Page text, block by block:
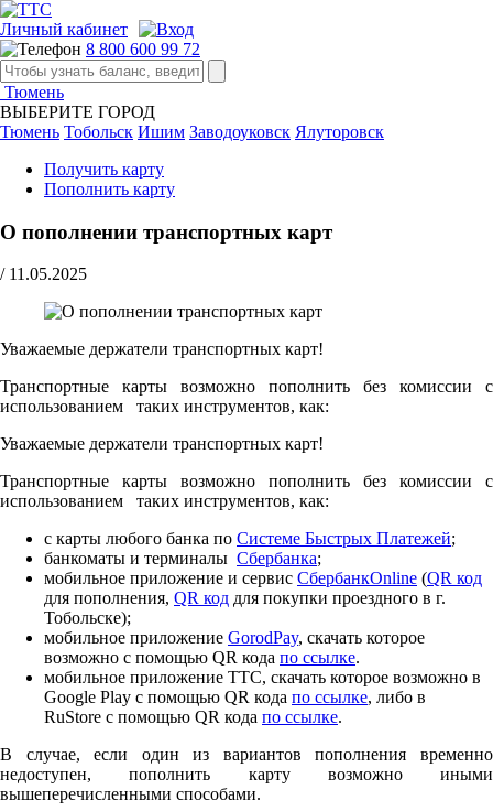
Личный кабинет
8 800 600 99 72
Тюмень
ВЫБЕРИТЕ ГОРОД
Тюмень Тобольск Ишим Заводоуковск Ялуторовск
Получить карту
Пополнить карту
О пополнении транспортных карт
/ 11.05.2025
Уважаемые держатели транспортных карт!
Транспортные карты возможно пополнить без комиссии с
использованием таких инструментов, как:
Уважаемые держатели транспортных карт!
Транспортные карты возможно пополнить без комиссии с
использованием таких инструментов, как:
с карты любого банка по Cистеме Быстрых Платежей;
банкоматы и терминалы Сбербанка;
мобильное приложение и сервис СбербанкOnline (QR код
для пополнения, QR код для покупки проездного в г.
Тобольске);
мобильное приложение GorodPay, скачать которое
возможно с помощью QR кода по ссылке.
мобильное приложение ТТС, скачать которое возможно в
Google Play с помощью QR кода по ссылке, либо в
RuStore с помощью QR кода по ссылке.
В случае, если один из вариантов пополнения временно
недоступен, пополнить карту возможно иными
вышеперечисленными способами.